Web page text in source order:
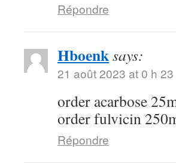
Répondre
Hboenksays:
21 août 2023 at 0 h
order acarbose
order fulvicin
Répondre